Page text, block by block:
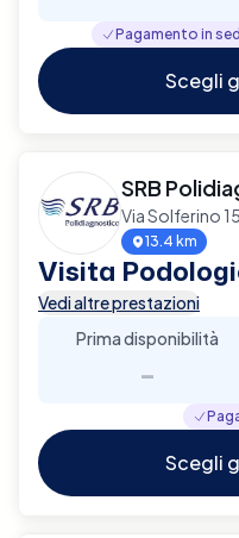
Pagamento in
Scegli
SRB
Via Solferino
13.4 km
Visita
Vedi altre prestazioni
Prima disponibilità
-
Scegli